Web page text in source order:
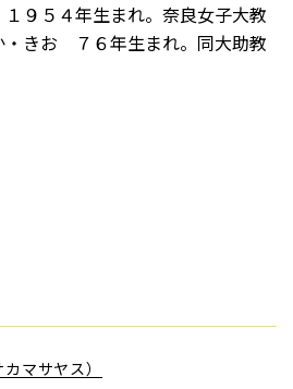
９５４年生まれ。奈良女子大教
きお ７６年生まれ。同大助教
マサヤス）